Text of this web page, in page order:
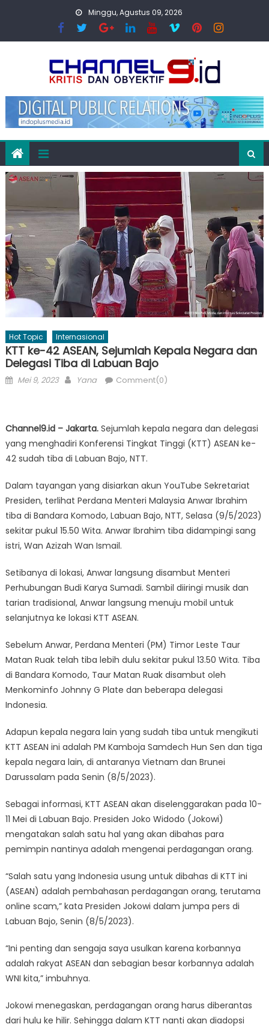
Minggu, Agustus 09, 2026
Hot Topic Internasional
KTT ke-42 ASEAN, Sejumlah Kepala Negara dan
Delegasi Tiba di Labuan Bajo
Posted
Mei 9, 2023 Author
Yana Comment(0)
Channel9.id – Jakarta. Sejumlah kepala negara dan delegasi
yang menghadiri Konferensi Tingkat Tinggi (KTT) ASEAN ke-
42 sudah tiba di Labuan Bajo, NTT.
Dalam tayangan yang disiarkan akun YouTube Sekretariat
Presiden, terlihat Perdana Menteri Malaysia Anwar Ibrahim
tiba di Bandara Komodo, Labuan Bajo, NTT, Selasa (9/5/2023)
sekitar pukul 15.50 Wita. Anwar Ibrahim tiba didampingi sang
istri, Wan Azizah Wan Ismail.
Setibanya di lokasi, Anwar langsung disambut Menteri
Perhubungan Budi Karya Sumadi. Sambil diiringi musik dan
tarian tradisional, Anwar langsung menuju mobil untuk
selanjutnya ke lokasi KTT ASEAN.
Sebelum Anwar, Perdana Menteri (PM) Timor Leste Taur
Matan Ruak telah tiba lebih dulu sekitar pukul 13.50 Wita. Tiba
di Bandara Komodo, Taur Matan Ruak disambut oleh
Menkominfo Johnny G Plate dan beberapa delegasi
Indonesia.
Adapun kepala negara lain yang sudah tiba untuk mengikuti
KTT ASEAN ini adalah PM Kamboja Samdech Hun Sen dan tiga
kepala negara lain, di antaranya Vietnam dan Brunei
Darussalam pada Senin (8/5/2023).
Sebagai informasi, KTT ASEAN akan diselenggarakan pada 10-
11 Mei di Labuan Bajo. Presiden Joko Widodo (Jokowi)
mengatakan salah satu hal yang akan dibahas para
pemimpin nantinya adalah mengenai perdagangan orang.
“Salah satu yang Indonesia usung untuk dibahas di KTT ini
(ASEAN) adalah pembahasan perdagangan orang, terutama
online scam,” kata Presiden Jokowi dalam jumpa pers di
Labuan Bajo, Senin (8/5/2023).
“Ini penting dan sengaja saya usulkan karena korbannya
adalah rakyat ASEAN dan sebagian besar korbannya adalah
WNI kita,” imbuhnya.
Jokowi menegaskan, perdagangan orang harus diberantas
dari hulu ke hilir. Sehingga dalam KTT nanti akan diadopsi